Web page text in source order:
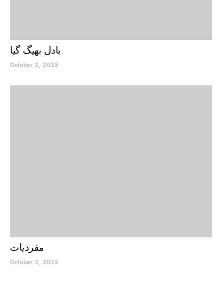
بادل بھیگ گیا
October 2, 2025
مفردیات
October 2, 2025